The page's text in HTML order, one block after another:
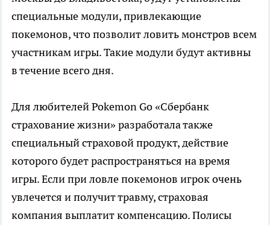
специальные модули, привлекающие
покемонов, что позволит ловить монстров всем
участникам игры. Такие модули будут активны
в течение всего дня.
Для любителей Pokemon Go «Сбербанк
страхование жизни» разработала также
специальный страховой продукт, действие
которого будет распространяться на время
игры. Если при ловле покемонов игрок очень
увлечется и получит травму, страховая
компания выплатит компенсацию. Полисы